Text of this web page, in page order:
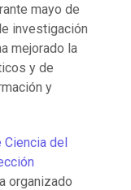
mayo de
investigación
mejorado la
y de
y
Ciencia del
organizado